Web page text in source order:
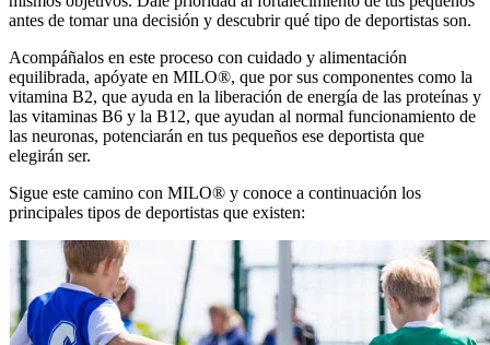
antes de tomar una decisión y descubrir qué tipo de deportistas son.
Acompáñalos en este proceso con cuidado y alimentación
equilibrada, apóyate en MILO®, que por sus componentes como ​​la
vitamina B2, que ayuda en la liberación de energía de las proteínas y
las vitaminas B6 y la B12, que ayudan al normal funcionamiento de
las neuronas, potenciarán en tus pequeños ese deportista que
elegirán ser.
Sigue este camino con MILO® y conoce a continuación los
principales tipos de deportistas que existen: